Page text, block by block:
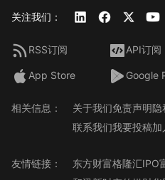
关注我们：
RSS订阅 API订阅
App Store Google
相关信息： 关于我们免责声明隐
联系我们我要投稿加
友情链接： 东方财富格隆汇IPO